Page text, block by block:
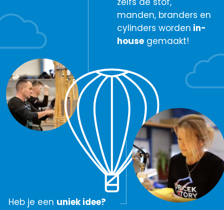
zelfs de stof,
manden, branders en
cylinders worden in-
house gemaakt!
Heb je een uniek idee?